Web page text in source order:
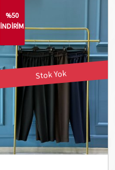
%50
İNDİRİM
Stok Yok